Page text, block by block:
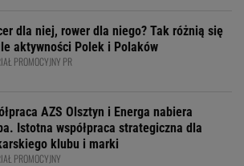
dla niej, rower dla niego? Tak różnią się
aktywności Polek i Polaków
PROMOCYJNY PR
AZS Olsztyn i Energa nabiera
Istotna współpraca strategiczna dla
klubu i marki
PROMOCYJNY